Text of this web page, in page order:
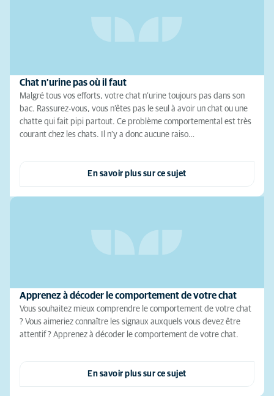
Chat n’urine pas où il faut
Malgré tous vos efforts, votre chat n’urine toujours pas dans son
bac. Rassurez-vous, vous n’êtes pas le seul à avoir un chat ou une
chatte qui fait pipi partout. Ce problème comportemental est très
courant chez les chats. Il n’y a donc aucune raiso…
En savoir plus sur ce sujet
Apprenez à décoder le comportement de votre chat
Vous souhaitez mieux comprendre le comportement de votre chat
? Vous aimeriez connaître les signaux auxquels vous devez être
attentif ? Apprenez à décoder le comportement de votre chat.
En savoir plus sur ce sujet